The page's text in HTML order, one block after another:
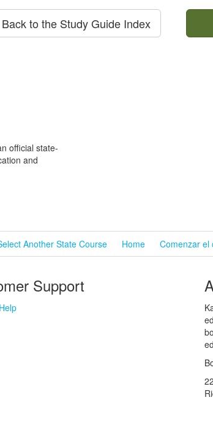
Back to the Study Guide Index
official state-
and
Another State Course Home Comenzar el
Support